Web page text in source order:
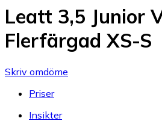
Leatt 3,5 Junior
Flerfärgad XS-S
Skriv omdöme
Priser
Insikter